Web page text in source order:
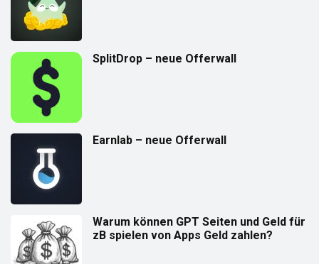
SplitDrop – neue Offerwall
Earnlab – neue Offerwall
Warum können GPT Seiten und Geld für
zB spielen von Apps Geld zahlen?